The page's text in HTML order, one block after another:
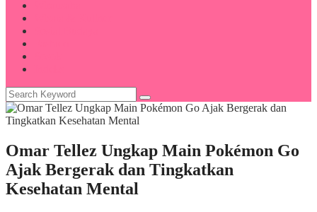
Omar Tellez Ungkap Main Pokémon Go
Ajak Bergerak dan Tingkatkan
Kesehatan Mental